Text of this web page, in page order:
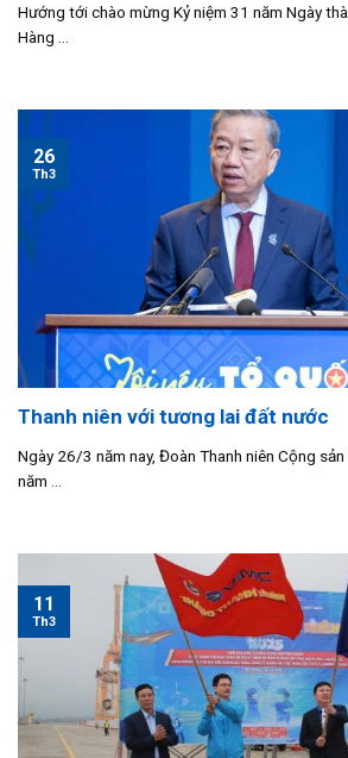
Hướng tới chào mừng Kỷ niệm 31 năm Ngày
Hàng ...
Thanh niên với tương lai đất nước
Ngày 26/3 năm nay, Đoàn Thanh niên Cộng
năm ...
26
Th3
11
Th3